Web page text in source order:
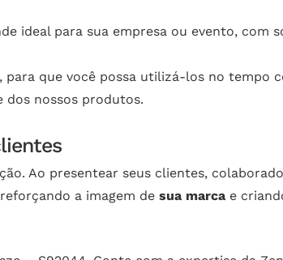
ideal para sua empresa ou evento, com
para que você possa utilizá-los no tempo
dos nossos produtos.
Ao presentear seus clientes,
a imagem de sua marca e